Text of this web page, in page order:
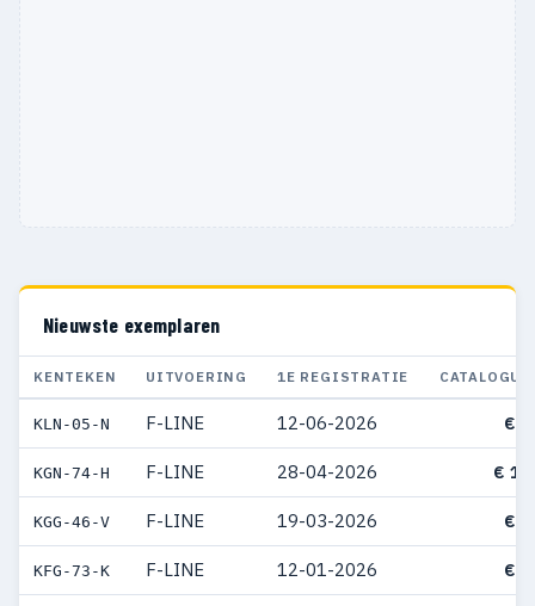
Nieuwste exemplaren
KENTEKEN UITVOERING 1E REGISTRATIE
KLN-05-N F-LINE 12-06-2026 €
KGN-74-H F-LINE 28-04-2026 €
KGG-46-V F-LINE 19-03-2026 €
KFG-73-K F-LINE 12-01-2026 €